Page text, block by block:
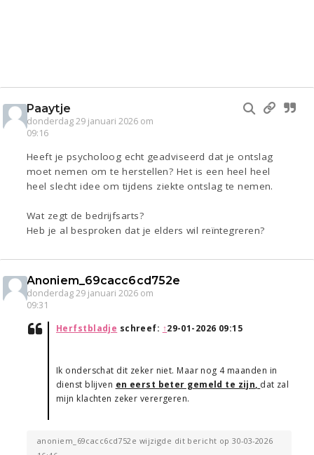
Paaytje
donderdag 29 januari 2026 om
09:16
Heeft je psycholoog echt geadviseerd dat je ontslag
moet nemen om te herstellen? Het is een heel heel
heel slecht idee om tijdens ziekte ontslag te nemen.
Wat zegt de bedrijfsarts?
Heb je al besproken dat je elders wil reïntegreren?
Anoniem_69cacc6cd752e
donderdag 29 januari 2026 om
09:31
Herfstbladje schreef: ↑29-01-2026 09:15
Ik onderschat dit zeker niet. Maar nog 4 maanden in
dienst blijven en eerst beter gemeld te zijn, dat zal
mijn klachten zeker verergeren.
anoniem_69cacc6cd752e wijzigde dit bericht op 30-03-2026